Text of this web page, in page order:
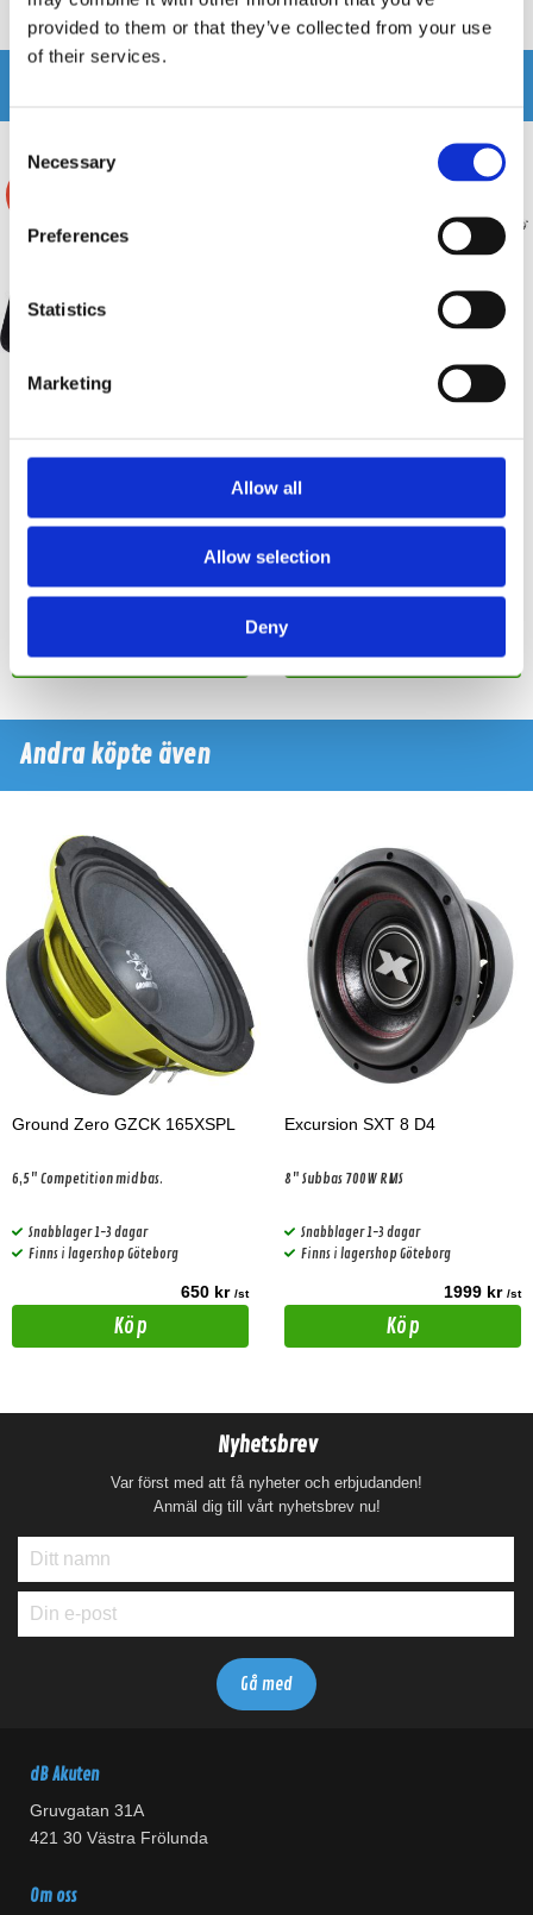
provided to them or that they’ve collected from your use
of their services.
Selection
Necessary
Preferences
Statistics
Marketing
Allow all
Allow selection
Deny
Produkten har inga recensioner
Vibe SLICKMIT8-V3
element. Kan monteras på 3 olika sätt!
Finns i lagershop Göteborg
/st
Köp
Ground Zero GZHW 1x8"
Snabblager 1-3 dagar
Finns i lagershop Göteborg
Köp
Andra köpte även
Ground Zero GZCK 165XSPL
6,5" Competition midbas.
Snabblager 1-3 dagar
Finns i lagershop Göteborg
650 kr /st
Köp
Excursion SXT 8 D4
8" Subbas 700W RMS
Snabblager 1-3 dagar
Finns i lagershop Göteborg
1999 kr /st
Köp
Nyhetsbrev
Var först med att få nyheter och erbjudanden!
Anmäl dig till vårt nyhetsbrev nu!
dB Akuten
Gruvgatan 31A
421 30 Västra Frölunda
Om oss